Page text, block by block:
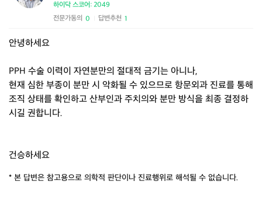
하이닥 스코어: 2049
전문가동의 0 답변추천 1
안녕하세요
PPH 수술 이력이 자연분만의 절대적 금기는 아니나,
현재 심한 부종이 분만 시 악화될 수 있으므로 항문외과 진료를 통해
조직 상태를 확인하고 산부인과 주치의와 분만 방식을 최종 결정하
시길 권합니다.
건승하세요
* 본 답변은 참고용으로 의학적 판단이나 진료행위로 해석될 수 없습니다.